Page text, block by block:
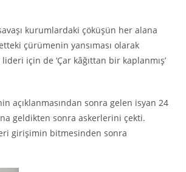
kurumlardaki çöküşün her alana
çürümenin yansıması olarak
için de ‘Çar kâğıttan bir kaplanmış’
açıklanmasından sonra gelen isyan 24
geldikten sonra askerlerini çekti.
girişimin bitmesinden sonra